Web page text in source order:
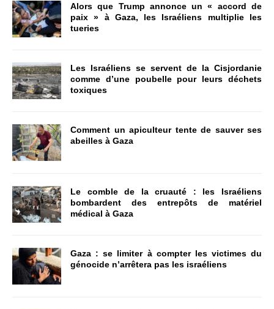
Alors que Trump annonce un « accord de
paix » à Gaza, les Israéliens multiplie les
tueries
Les Israéliens se servent de la Cisjordanie
comme d’une poubelle pour leurs déchets
toxiques
Comment un apiculteur tente de sauver ses
abeilles à Gaza
Le comble de la cruauté : les Israéliens
bombardent des entrepôts de matériel
médical à Gaza
Gaza : se limiter à compter les victimes du
génocide n’arrêtera pas les israéliens